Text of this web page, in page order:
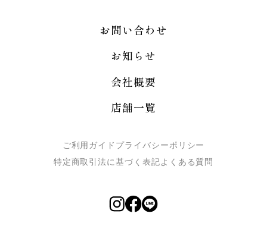
お問い合わせ
お知らせ
会社概要
店舗一覧
ご利用ガイド プライバシーポリシー
特定商取引法に基づく表記よくある質問